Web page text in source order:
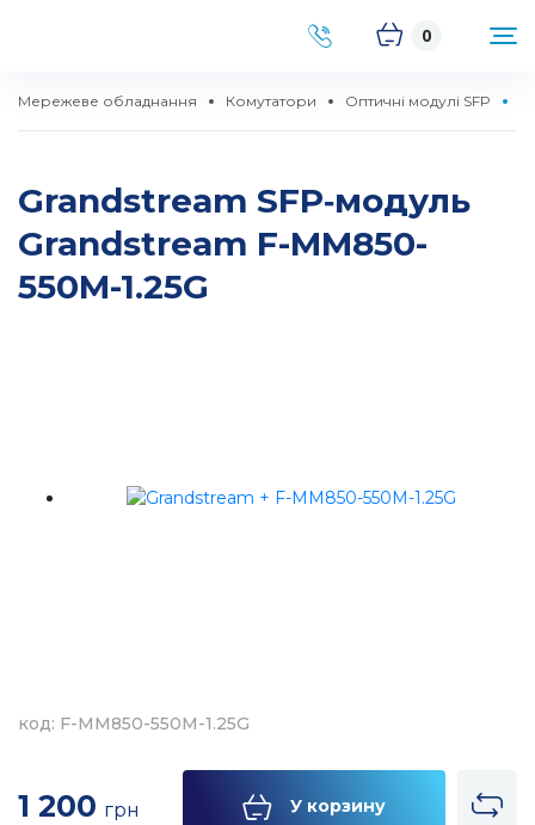
0
Мережеве обладнання Комутатори Оптичні модулі SFP
Grandstream SFP‑модуль
Grandstream F-MM850-
550M-1.25G
код: F-MM850-550M-1.25G
1 200 грн У корзину